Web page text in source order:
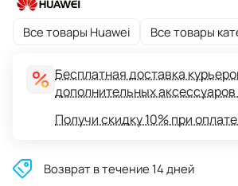
Все товары Huawei Все товары
Бесплатная доставка
дополнительных
Получи скидку 10% при
Возврат в течение 14 дней